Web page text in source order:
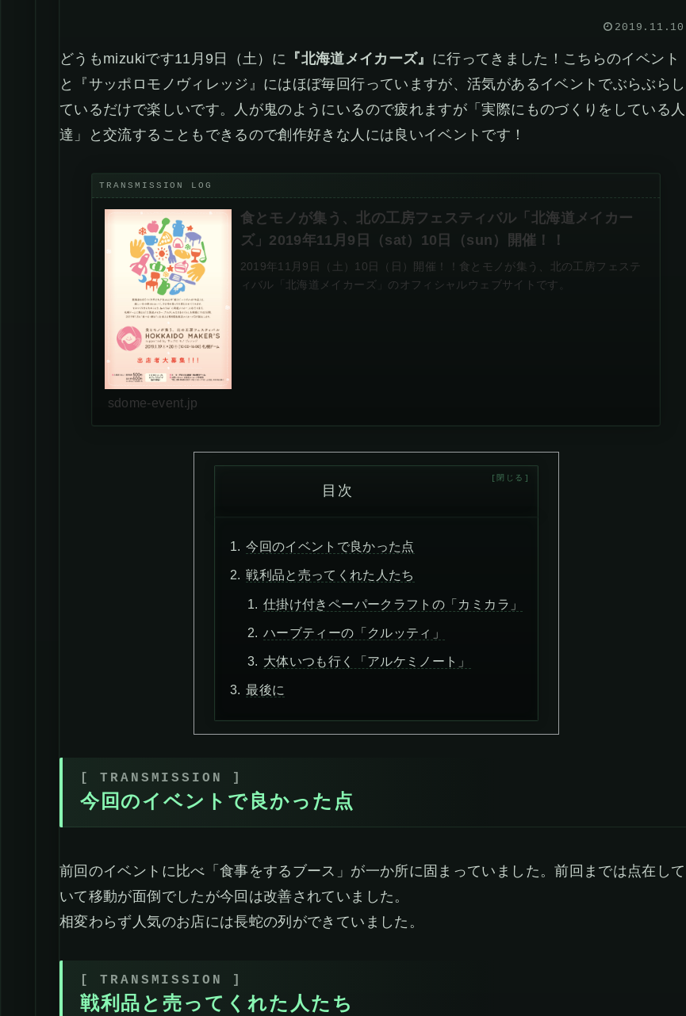
2019.11.10
どうもmizukiです11月9日（土）に 『北海道メイカーズ』 に行ってきました！こちらのイベント
と『サッポロモノヴィレッジ』にはほぼ毎回行っていますが、活気があるイベントでぶらぶらし
ているだけで楽しいです。人が鬼のようにいるので疲れますが「実際にものづくりをしている人
達」と交流することもできるので創作好きな人には良いイベントです！
食とモノが集う、北の工房フェスティバル「北海道メイカー
ズ」2019年11月9日（sat）10日（sun）開催！！
2019年11月9日（土）10日（日）開催！！食とモノが集う、北の工房フェステ
ィバル「北海道メイカーズ」のオフィシャルウェブサイトです。
sdome-event.jp
目次
今回のイベントで良かった点
戦利品と売ってくれた人たち
仕掛け付きペーパークラフトの「カミカラ」
ハーブティーの「クルッティ」
大体いつも行く「アルケミノート」
最後に
今回のイベントで良かった点
前回のイベントに比べ「食事をするブース」が一か所に固まっていました。前回までは点在して
いて移動が面倒でしたが今回は改善されていました。
相変わらず人気のお店には長蛇の列ができていました。
戦利品と売ってくれた人たち